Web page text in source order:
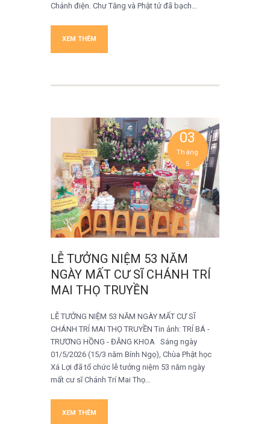
Chánh điện. Chư Tăng và Phật tử đã bạch…
XEM THÊM
03
Tháng
5
LỄ TƯỞNG NIỆM 53 NĂM
NGÀY MẤT CƯ SĨ CHÁNH TRÍ
MAI THỌ TRUYỀN
LỄ TƯỞNG NIỆM 53 NĂM NGÀY MẤT CƯ SĨ
CHÁNH TRÍ MAI THỌ TRUYỀN Tin ảnh: TRÍ BÁ -
TRƯƠNG HỒNG - ĐĂNG KHOA Sáng ngày
01/5/2026 (15/3 năm Bính Ngọ), Chùa Phật học
Xá Lợi đã tổ chức lễ tưởng niệm 53 năm ngày
mất cư sĩ Chánh Trí Mai Thọ…
XEM THÊM